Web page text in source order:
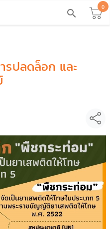
search
0
ปลดล็อก และ